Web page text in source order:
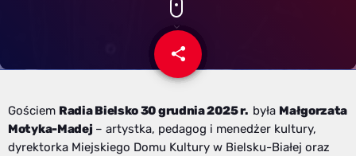
share
email
Gościem Radia Bielsko 30 grudnia 2025 r. była Małgorzata
Motyka-Madej – artystka, pedagog i menedżer kultury,
dyrektorka Miejskiego Domu Kultury w Bielsku-Białej oraz